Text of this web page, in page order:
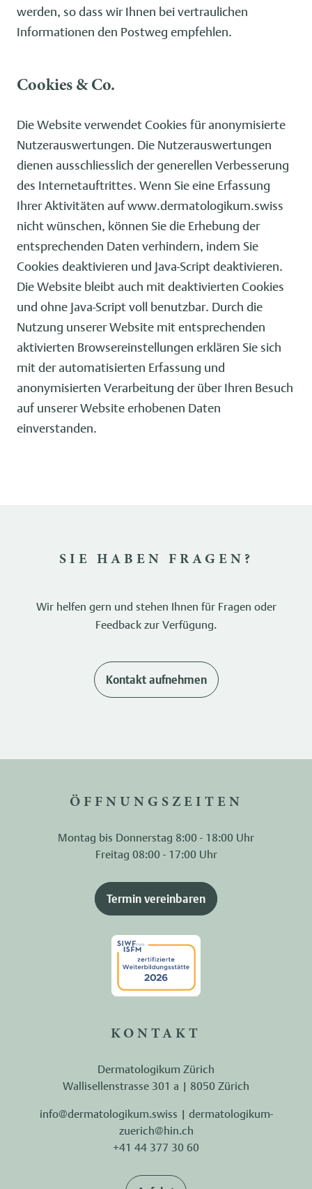
werden, so dass wir Ihnen bei vertraulichen
Informationen den Postweg empfehlen.
Cookies & Co.
Die Website verwendet Cookies für anonymisierte
Nutzerauswertungen. Die Nutzerauswertungen
dienen ausschliesslich der generellen Verbesserung
des Internetauftrittes. Wenn Sie eine Erfassung
Ihrer Aktivitäten auf www.dermatologikum.swiss
nicht wünschen, können Sie die Erhebung der
entsprechenden Daten verhindern, indem Sie
Cookies deaktivieren und Java-Script deaktivieren.
Die Website bleibt auch mit deaktivierten Cookies
und ohne Java-Script voll benutzbar. Durch die
Nutzung unserer Website mit entsprechenden
aktivierten Browsereinstellungen erklären Sie sich
mit der automatisierten Erfassung und
anonymisierten Verarbeitung der über Ihren Besuch
auf unserer Website erhobenen Daten
einverstanden.
SIE HABEN FRAGEN?
Wir helfen gern und stehen Ihnen für Fragen oder
Feedback zur Verfügung.
Kontakt aufnehmen
ÖFFNUNGSZEITEN
Montag bis Donnerstag 8:00 - 18:00 Uhr
Freitag 08:00 - 17:00 Uhr
Termin vereinbaren
KONTAKT
Dermatologikum Zürich
Wallisellenstrasse 301 a | 8050 Zürich
info@dermatologikum.swiss | dermatologikum-
zuerich@hin.ch
+41 44 377 30 60